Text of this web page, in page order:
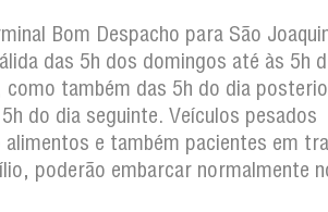
Bom Despacho para São
das 5h dos domingos até às 5h
como também das 5h do dia
do dia seguinte. Veículos pesados
e também pacientes em
poderão embarcar normalmente